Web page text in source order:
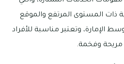
ذات المستوى المرتفع والموقع
الإمارة، وتعتبر مناسبة للأفراد
مريحة وفخمة.